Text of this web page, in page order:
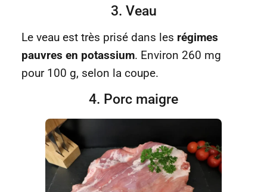
3. Veau
Le veau est très prisé dans les régimes
pauvres en potassium. Environ 260 mg
pour 100 g, selon la coupe.
4. Porc maigre